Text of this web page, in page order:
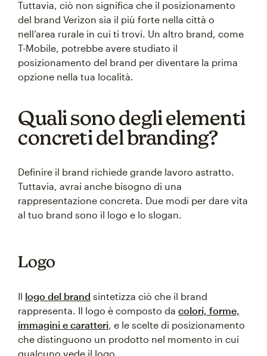
Tuttavia, ciò non significa che il posizionamento
del brand Verizon sia il più forte nella città o
nell’area rurale in cui ti trovi. Un altro brand, come
T-Mobile, potrebbe avere studiato il
posizionamento del brand per diventare la prima
opzione nella tua località.
Quali sono degli elementi
concreti del branding?
Definire il brand richiede grande lavoro astratto.
Tuttavia, avrai anche bisogno di una
rappresentazione concreta. Due modi per dare vita
al tuo brand sono il logo e lo slogan.
Logo
Il logo del brand sintetizza ciò che il brand
rappresenta. Il logo è composto da colori, forme,
immagini e caratteri, e le scelte di posizionamento
che distinguono un prodotto nel momento in cui
qualcuno vede il logo.